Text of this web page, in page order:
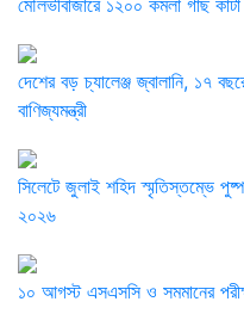
দেশের বড় চ্যালেঞ্জ জ্বালানি, ১৭
বাণিজ্যমন্ত্রী
সিলেটে জুলাই শহিদ স্মৃতিস্তম্ভে
২০২৬
১০ আগস্ট এসএসসি ও সমমানের